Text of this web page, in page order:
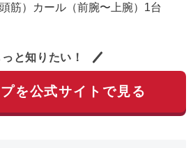
筋）カール（前腕〜上腕）1台
っと知りたい！
を公式サイトで見る